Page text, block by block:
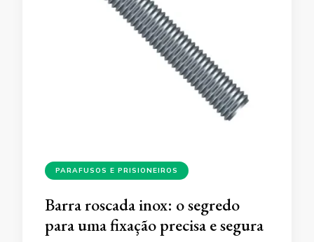
PARAFUSOS E PRISIONEIROS
Barra roscada inox: o segredo
para uma fixação precisa e segura